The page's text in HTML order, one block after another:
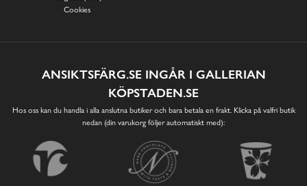
Cookies
ANSIKTSFÄRG.SE INGÅR I GALLERIAN
KÖPSTADEN.SE
Hos oss kan du handla i alla anslutna butiker och bara betala en frakt. Klicka på valfri butik
nedan (din varukorg följer automatiskt med):